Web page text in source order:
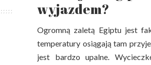
wyjazdem?
Ogromną zaletą Egiptu jest
temperatury osiągają tam
jest bardzo upalne.